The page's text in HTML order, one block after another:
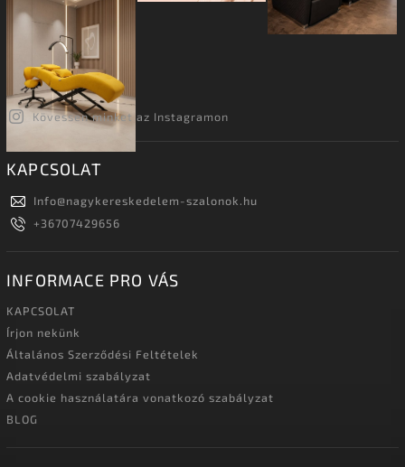
Kövessen minket az Instagramon
KAPCSOLAT
Info@nagykereskedelem-szalonok.hu
+36707429656
INFORMACE PRO VÁS
KAPCSOLAT
Írjon nekünk
Általános Szerződési Feltételek
Adatvédelmi szabályzat
A cookie használatára vonatkozó szabályzat
BLOG